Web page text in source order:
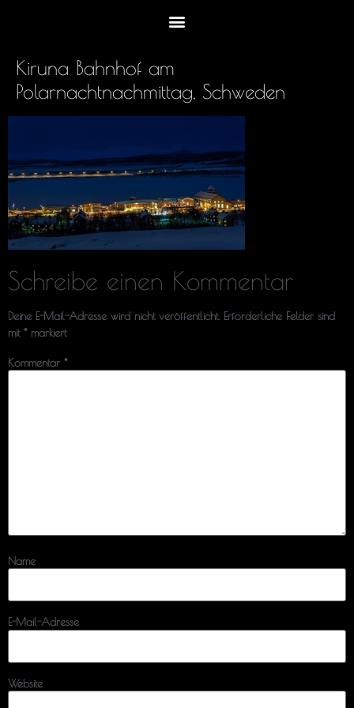
Kiruna Bahnhof am
Polarnachtnachmittag, Schweden
Schreibe einen Kommentar
Deine E-Mail-Adresse wird nicht veröffentlicht. Erforderliche Felder sind
mit * markiert
Kommentar *
Name
E-Mail-Adresse
Website